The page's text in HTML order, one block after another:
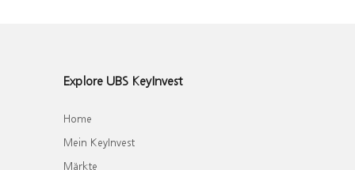
Explore UBS KeyInvest
Home
Mein KeyInvest
Märkte